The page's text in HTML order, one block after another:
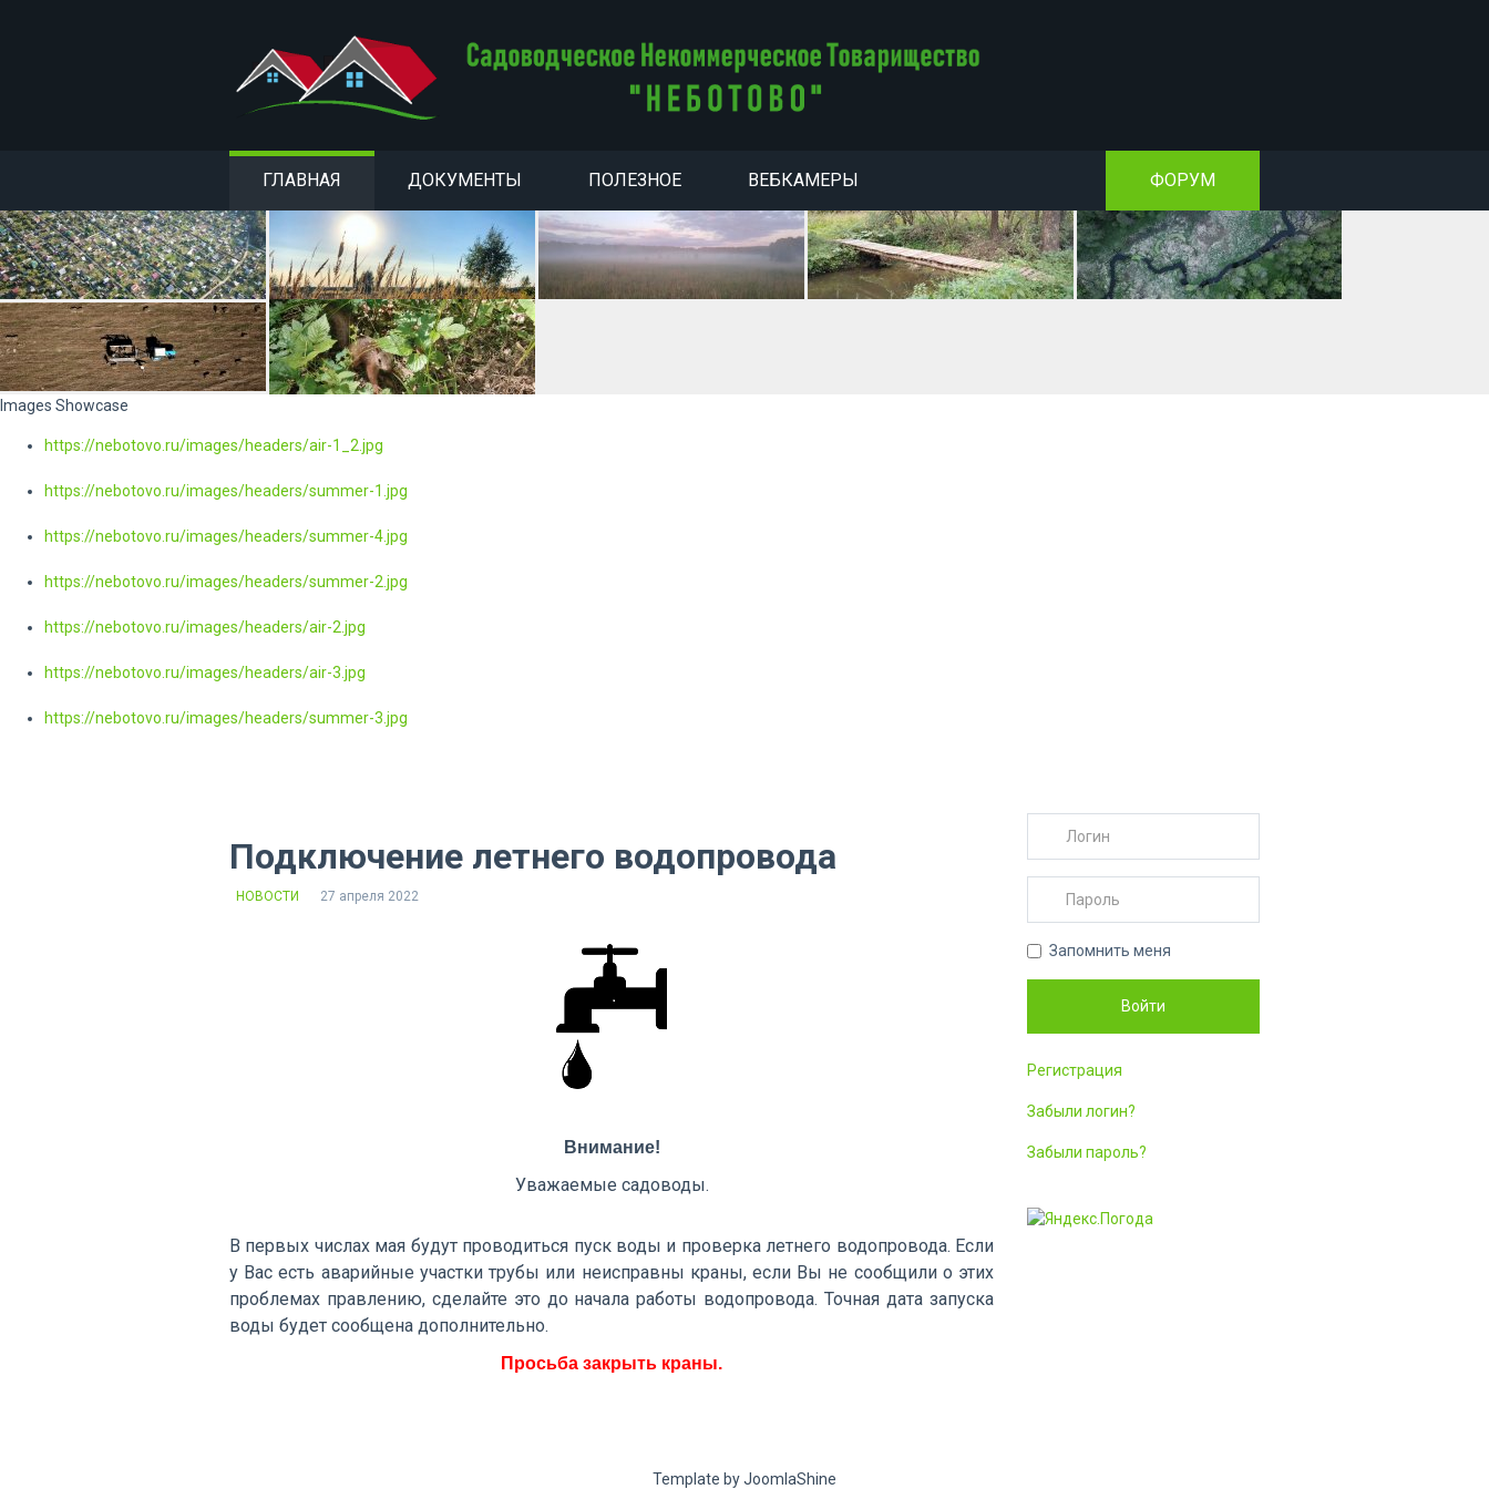
ГЛАВНАЯ ДОКУМЕНТЫ ПОЛЕЗНОЕ ВЕБКАМЕРЫ ФОРУМ
Images Showcase
https://nebotovo.ru/images/headers/air-1_2.jpg
https://nebotovo.ru/images/headers/summer-1.jpg
https://nebotovo.ru/images/headers/summer-4.jpg
https://nebotovo.ru/images/headers/summer-2.jpg
https://nebotovo.ru/images/headers/air-2.jpg
https://nebotovo.ru/images/headers/air-3.jpg
https://nebotovo.ru/images/headers/summer-3.jpg
Подключение летнего водопровода
НОВОСТИ 27 апреля 2022
Внимание!
Уважаемые садоводы.
В первых числах мая будут проводиться пуск воды и проверка летнего водопровода. Если
у Вас есть аварийные участки трубы или неисправны краны, если Вы не сообщили о этих
проблемах правлению, сделайте это до начала работы водопровода. Точная дата запуска
воды будет сообщена дополнительно.
Просьба закрыть краны.
Запомнить меня
Войти
Регистрация
Забыли логин?
Забыли пароль?
Template by JoomlaShine